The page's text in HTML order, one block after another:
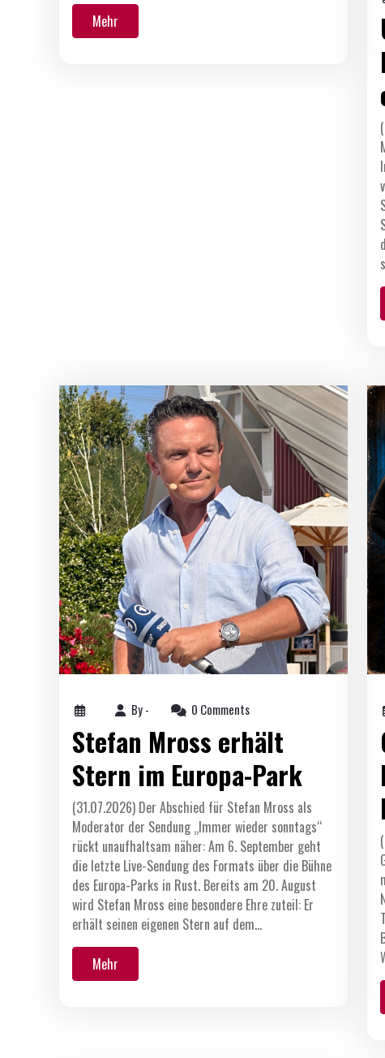
Mehr
By - 0 Comments
Stefan Mross erhält
Stern im Europa-Park
(31.07.2026) Der Abschied für Stefan Mross als
Moderator der Sendung „Immer wieder sonntags“
rückt unaufhaltsam näher: Am 6. September geht
die letzte Live-Sendung des Formats über die Bühne
des Europa-Parks in Rust. Bereits am 20. August
wird Stefan Mross eine besondere Ehre zuteil: Er
erhält seinen eigenen Stern auf dem…
Mehr